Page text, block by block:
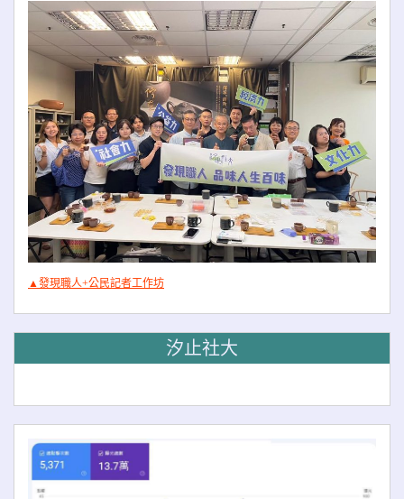
▲發現職人+公民記者工作坊
汐止社大